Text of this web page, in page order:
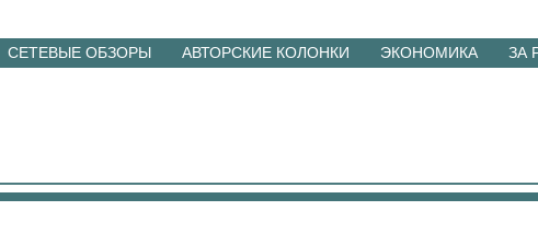
СЕТЕВЫЕ ОБЗОРЫ АВТОРСКИЕ КОЛОНКИ ЭКОНОМИКА ЗА